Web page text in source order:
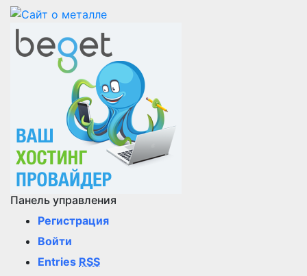
Панель управления
Регистрация
Войти
Entries RSS